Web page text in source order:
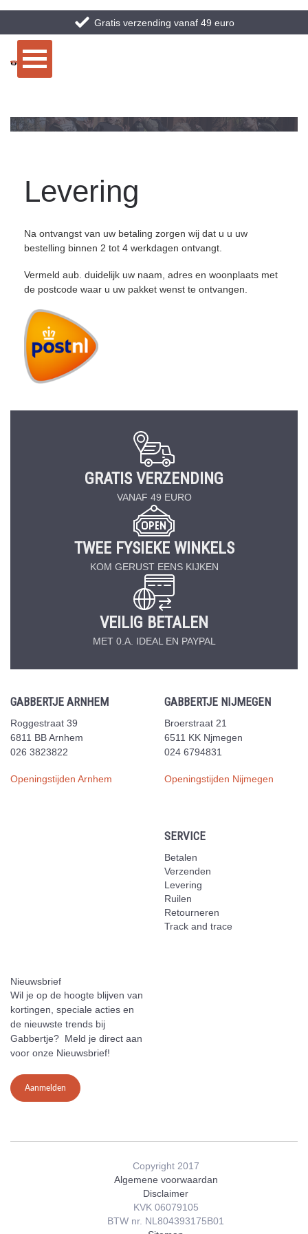
Gratis verzending vanaf 49 euro
Levering
Na ontvangst van uw betaling zorgen wij dat u u uw
bestelling binnen 2 tot 4 werkdagen ontvangt.
Vermeld aub. duidelijk uw naam, adres en woonplaats met
de postcode waar u uw pakket wenst te ontvangen.
GRATIS VERZENDING
VANAF 49 EURO
TWEE FYSIEKE WINKELS
KOM GERUST EENS KIJKEN
VEILIG BETALEN
MET 0.A. IDEAL EN PAYPAL
GABBERTJE ARNHEM
Roggestraat 39
6811 BB Arnhem
026 3823822
Openingstijden Arnhem
GABBERTJE NIJMEGEN
Broerstraat 21
6511 KK Njmegen
024 6794831
Openingstijden Nijmegen
SERVICE
Betalen
Verzenden
Levering
Ruilen
Retourneren
Track and trace
Nieuwsbrief
Wil je op de hoogte blijven van
kortingen, speciale acties en
de nieuwste trends bij
Gabbertje? Meld je direct aan
voor onze Nieuwsbrief!
Aanmelden
Copyright 2017
Algemene voorwaardan
Disclaimer
KVK 06079105
BTW nr. NL804393175B01